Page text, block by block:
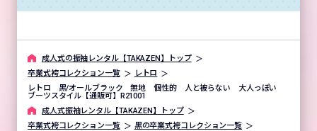
成⼈式の振袖レンタル【TAKAZEN】トップ
卒業式袴コレクション一覧
レトロ
レトロ 黒/オールブラック 無地 個性的 人と被らない 大人っぽい
ブーツスタイル【通販可】R21001
成⼈式振袖レンタル【TAKAZEN】トップ
卒業式袴コレクション一覧
黒の卒業式袴コレクション一覧